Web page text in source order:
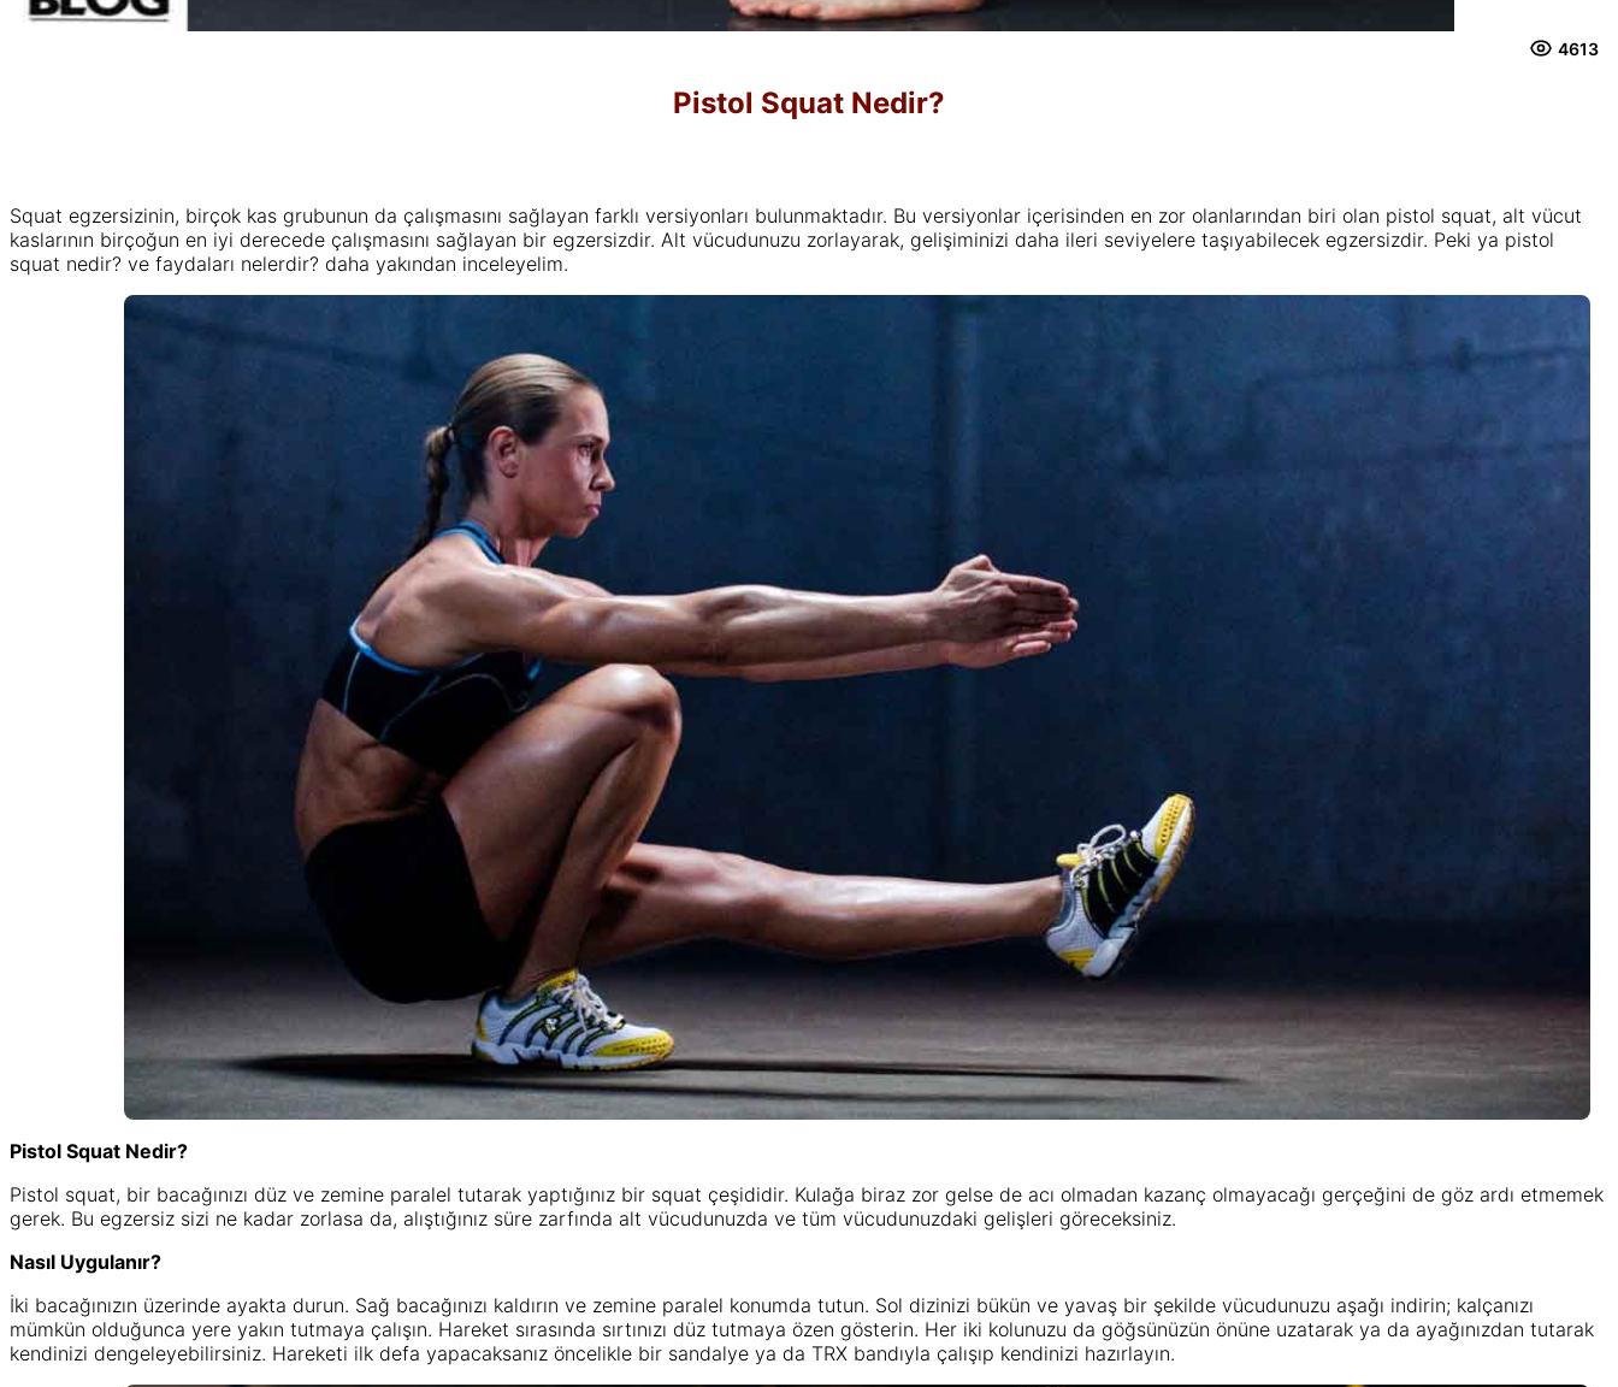
4613
Pistol Squat Nedir?
Squat egzersizinin, birçok kas grubunun da çalışmasını sağlayan farklı versiyonları bulunmaktadır. Bu versiyonlar içerisinden en zor olanlarından biri olan pistol squat, alt vücut
kaslarının birçoğun en iyi derecede çalışmasını sağlayan bir egzersizdir. Alt vücudunuzu zorlayarak, gelişiminizi daha ileri seviyelere taşıyabilecek egzersizdir. Peki ya pistol
squat nedir? ve faydaları nelerdir? daha yakından inceleyelim.
Pistol Squat Nedir?
Pistol squat, bir bacağınızı düz ve zemine paralel tutarak yaptığınız bir squat çeşididir. Kulağa biraz zor gelse de acı olmadan kazanç olmayacağı gerçeğini de göz ardı etmemek
gerek. Bu egzersiz sizi ne kadar zorlasa da, alıştığınız süre zarfında alt vücudunuzda ve tüm vücudunuzdaki gelişleri göreceksiniz.
Nasıl Uygulanır?
İki bacağınızın üzerinde ayakta durun. Sağ bacağınızı kaldırın ve zemine paralel konumda tutun. Sol dizinizi bükün ve yavaş bir şekilde vücudunuzu aşağı indirin; kalçanızı
mümkün olduğunca yere yakın tutmaya çalışın. Hareket sırasında sırtınızı düz tutmaya özen gösterin. Her iki kolunuzu da göğsünüzün önüne uzatarak ya da ayağınızdan tutarak
kendinizi dengeleyebilirsiniz. Hareketi ilk defa yapacaksanız öncelikle bir sandalye ya da TRX bandıyla çalışıp kendinizi hazırlayın.